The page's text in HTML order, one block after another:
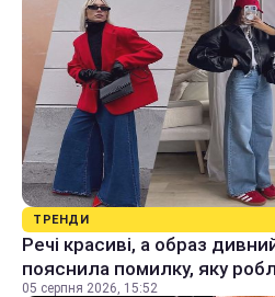
ТРЕНДИ
Речі красиві, а образ
пояснила помилку, яку
05 серпня 2026, 15:52